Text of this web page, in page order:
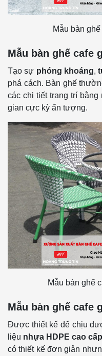
Mẫu bàn
Mẫu bàn ghế cafe
Tạo sự phóng khoáng,
phá cách. Bàn ghế
các chi tiết trang trí bằng
gian cực kỳ ấn tượng.
Mẫu bàn ghế
Mẫu bàn ghế cafe
Được thiết kế để chịu
liệu nhựa HDPE cao cấp
có thiết kế đơn giản